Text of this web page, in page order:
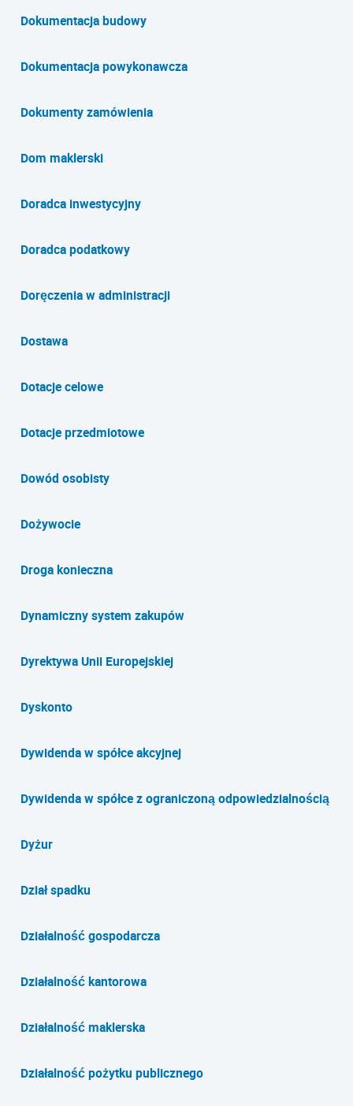
Dokumentacja budowy
Dokumentacja powykonawcza
Dokumenty zamówienia
Dom maklerski
Doradca inwestycyjny
Doradca podatkowy
Doręczenia w administracji
Dostawa
Dotacje celowe
Dotacje przedmiotowe
Dowód osobisty
Dożywocie
Droga konieczna
Dynamiczny system zakupów
Dyrektywa Unii Europejskiej
Dyskonto
Dywidenda w spółce akcyjnej
Dywidenda w spółce z ograniczoną odpowiedzialnością
Dyżur
Dział spadku
Działalność gospodarcza
Działalność kantorowa
Działalność maklerska
Działalność pożytku publicznego